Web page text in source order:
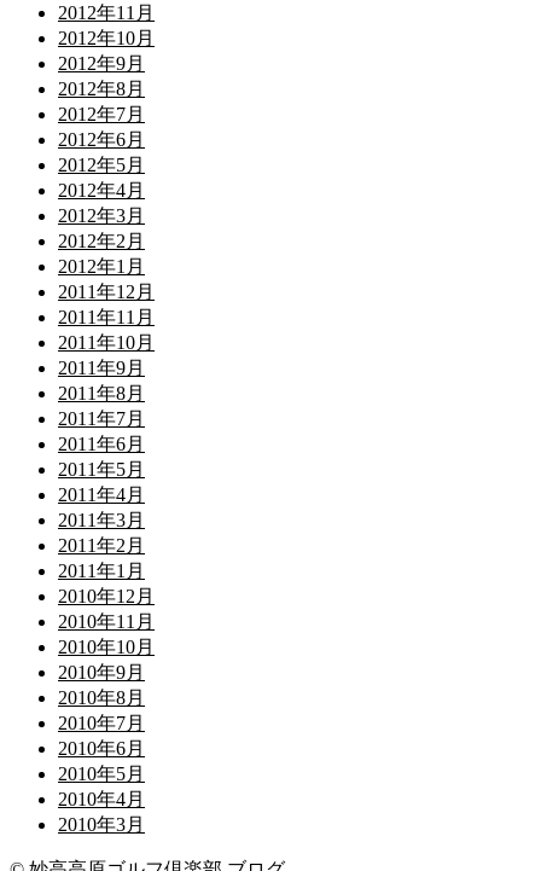
2012年11月
2012年10月
2012年9月
2012年8月
2012年7月
2012年6月
2012年5月
2012年4月
2012年3月
2012年2月
2012年1月
2011年12月
2011年11月
2011年10月
2011年9月
2011年8月
2011年7月
2011年6月
2011年5月
2011年4月
2011年3月
2011年2月
2011年1月
2010年12月
2010年11月
2010年10月
2010年9月
2010年8月
2010年7月
2010年6月
2010年5月
2010年4月
2010年3月